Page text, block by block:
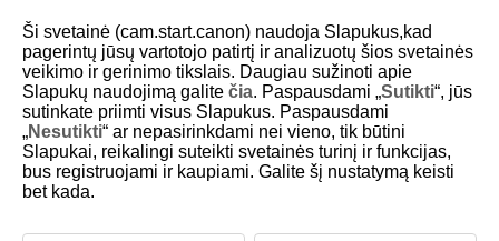
D101-106
Movie Self-Timer
Movie recording can be started by the self-timer.
Ši svetainė (cam.start.canon) naudoja Slapukus,kad
pagerintų jūsų vartotojo patirtį ir analizuotų šios svetainės
veikimo ir gerinimo tikslais. Daugiau sužinoti apie
Slapukų naudojimą galite čia. Paspausdami „Sutikti“, jūs
sutinkate priimti visus Slapukus. Paspausdami
„Nesutikti“ ar nepasirinkdami nei vieno, tik būtini
Slapukai, reikalingi suteikti svetainės turinį ir funkcijas,
bus registruojami ir kaupiami. Galite šį nustatymą keisti
bet kada.